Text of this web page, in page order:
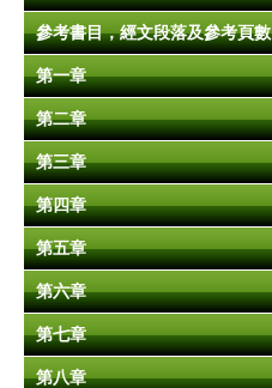
參考書目，經文段落及參考頁數
第一章
第二章
第三章
第四章
第五章
第六章
第七章
第八章